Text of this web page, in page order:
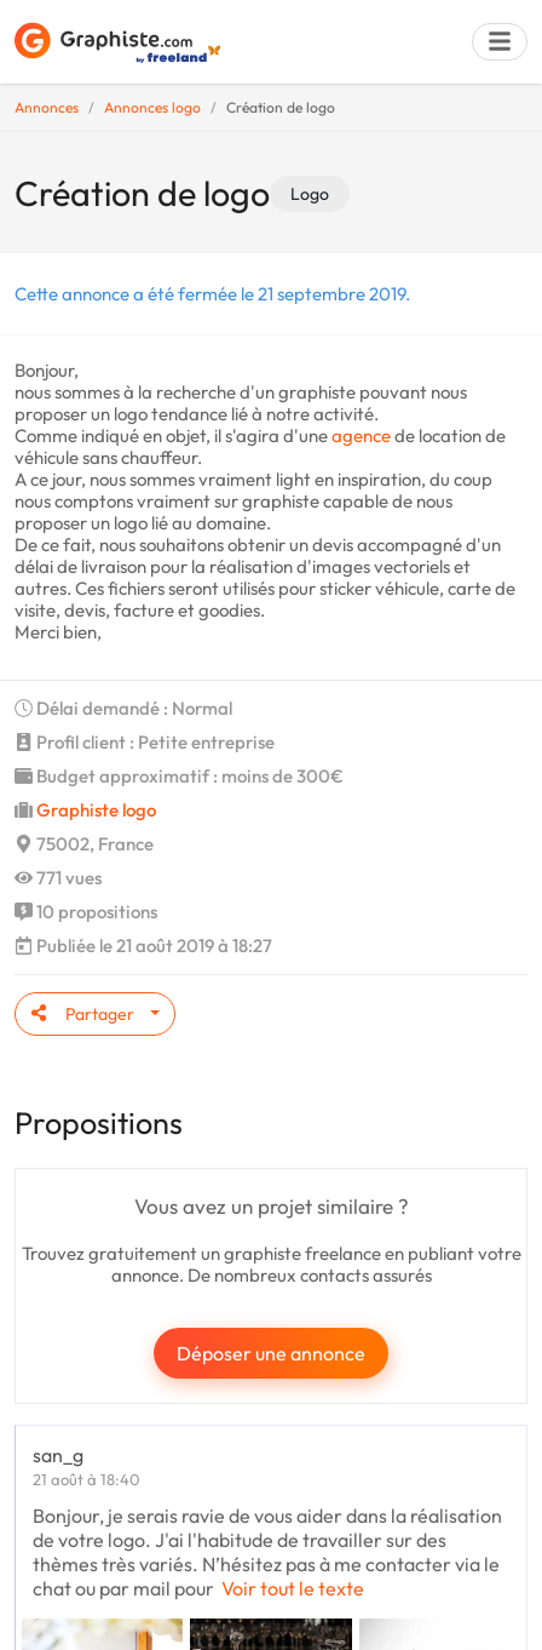
Annonces Annonces logo Création de logo
Création de logo Logo
Cette annonce a été fermée le 21 septembre 2019.
Bonjour,
nous sommes à la recherche d'un graphiste pouvant nous
proposer un logo tendance lié à notre activité.
Comme indiqué en objet, il s'agira d'uneagencede location de
véhicule sans chauffeur.
A ce jour, nous sommes vraiment light en inspiration, du coup
nous comptons vraiment sur graphiste capable de nous
proposer un logo lié au domaine.
De ce fait, nous souhaitons obtenir un devis accompagné d'un
délai de livraison pour la réalisation d'images vectoriels et
autres. Ces fichiers seront utilisés pour sticker véhicule, carte de
visite, devis, facture et goodies.
Merci bien,
Délai demandé : Normal
Profil client : Petite entreprise
Budget approximatif : moins de 300€
Graphiste logo
75002, France
771 vues
10 propositions
Publiée le 21 août 2019 à 18:27
Partager
Propositions
Vous avez un projet similaire ?
Trouvez gratuitement un graphiste freelance en publiant votre
annonce. De nombreux contacts assurés
Déposer une annonce
san_g
21 août à 18:40
Bonjour, je serais ravie de vous aider dans la réalisation
de votre logo. J'ai l'habitude de travailler sur des
thèmes très variés. N’hésitez pas à me contacter via le
chat ou par mail pour Voir tout le texte